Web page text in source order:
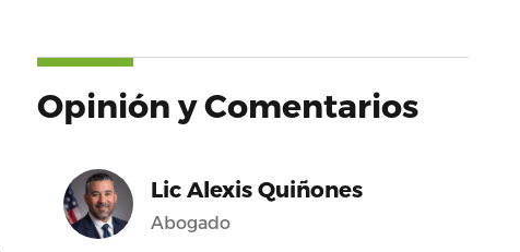
Opinión y Comentarios
Lic Alexis Quiñones
Abogado